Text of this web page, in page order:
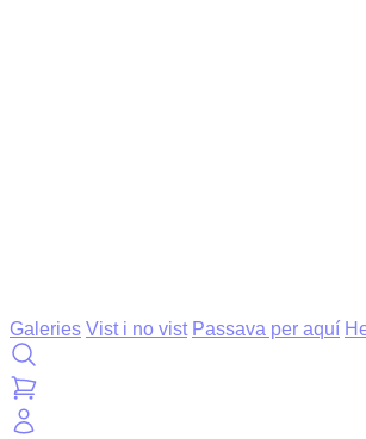
Galeries Vist i no vist Passava per aquí